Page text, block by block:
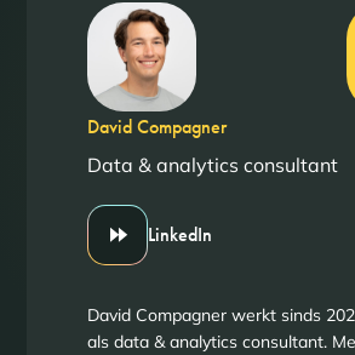
David Compagner
Data & analytics consultant
LinkedIn
David Compagner werkt sinds
als data & analytics consultant.